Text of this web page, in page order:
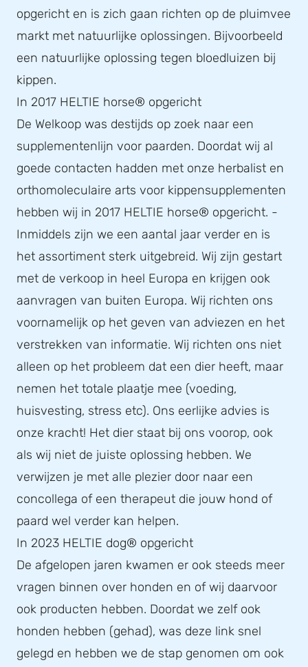
opgericht en is zich gaan richten op de pluimvee
markt met natuurlijke oplossingen. Bijvoorbeeld
een natuurlijke oplossing tegen bloedluizen bij
kippen.
In 2017 HELTIE horse® opgericht
De Welkoop was destijds op zoek naar een
supplementenlijn voor paarden. Doordat wij al
goede contacten hadden met onze herbalist en
orthomoleculaire arts voor kippensupplementen
hebben wij in 2017 HELTIE horse® opgericht. -
Inmiddels zijn we een aantal jaar verder en is
het assortiment sterk uitgebreid. Wij zijn gestart
met de verkoop in heel Europa en krijgen ook
aanvragen van buiten Europa. Wij richten ons
voornamelijk op het geven van adviezen en het
verstrekken van informatie. Wij richten ons niet
alleen op het probleem dat een dier heeft, maar
nemen het totale plaatje mee (voeding,
huisvesting, stress etc). Ons eerlijke advies is
onze kracht! Het dier staat bij ons voorop, ook
als wij niet de juiste oplossing hebben. We
verwijzen je met alle plezier door naar een
concollega of een therapeut die jouw hond of
paard wel verder kan helpen.
In 2023 HELTIE dog® opgericht
De afgelopen jaren kwamen er ook steeds meer
vragen binnen over honden en of wij daarvoor
ook producten hebben. Doordat we zelf ook
honden hebben (gehad), was deze link snel
gelegd en hebben we de stap genomen om ook